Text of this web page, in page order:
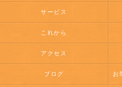
サービス
これから
アクセス
ブログ お